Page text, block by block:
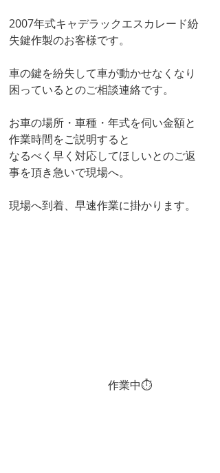
2007年式キャデラックエスカレード紛
失鍵作製のお客様です。
車の鍵を紛失して車が動かせなくなり
困っているとのご相談連絡です。
お車の場所・車種・年式を伺い金額と
作業時間をご説明すると
なるべく早く対応してほしいとのご返
事を頂き急いで現場へ。
現場へ到着、早速作業に掛かります。
作業中⏱